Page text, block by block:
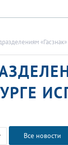
Все новости